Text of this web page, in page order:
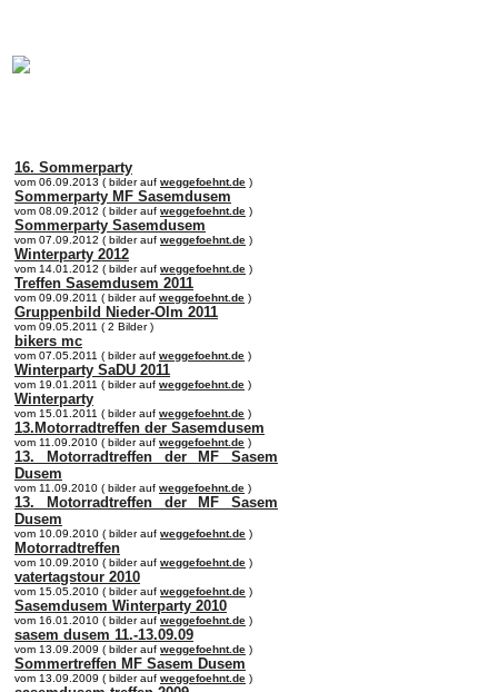
16. Sommerparty
vom 06.09.2013 ( bilder auf weggefoehnt.de )
Sommerparty MF Sasemdusem
vom 08.09.2012 ( bilder auf weggefoehnt.de )
Sommerparty Sasemdusem
vom 07.09.2012 ( bilder auf weggefoehnt.de )
Winterparty 2012
vom 14.01.2012 ( bilder auf weggefoehnt.de )
Treffen Sasemdusem 2011
vom 09.09.2011 ( bilder auf weggefoehnt.de )
Gruppenbild Nieder-Olm 2011
vom 09.05.2011 ( 2 Bilder )
bikers mc
vom 07.05.2011 ( bilder auf weggefoehnt.de )
Winterparty SaDU 2011
vom 19.01.2011 ( bilder auf weggefoehnt.de )
Winterparty
vom 15.01.2011 ( bilder auf weggefoehnt.de )
13.Motorradtreffen der Sasemdusem
vom 11.09.2010 ( bilder auf weggefoehnt.de )
13. Motorradtreffen der MF Sasem
Dusem
vom 11.09.2010 ( bilder auf weggefoehnt.de )
13. Motorradtreffen der MF Sasem
Dusem
vom 10.09.2010 ( bilder auf weggefoehnt.de )
Motorradtreffen
vom 10.09.2010 ( bilder auf weggefoehnt.de )
vatertagstour 2010
vom 15.05.2010 ( bilder auf weggefoehnt.de )
Sasemdusem Winterparty 2010
vom 16.01.2010 ( bilder auf weggefoehnt.de )
sasem dusem 11.-13.09.09
vom 13.09.2009 ( bilder auf weggefoehnt.de )
Sommertreffen MF Sasem Dusem
vom 13.09.2009 ( bilder auf weggefoehnt.de )